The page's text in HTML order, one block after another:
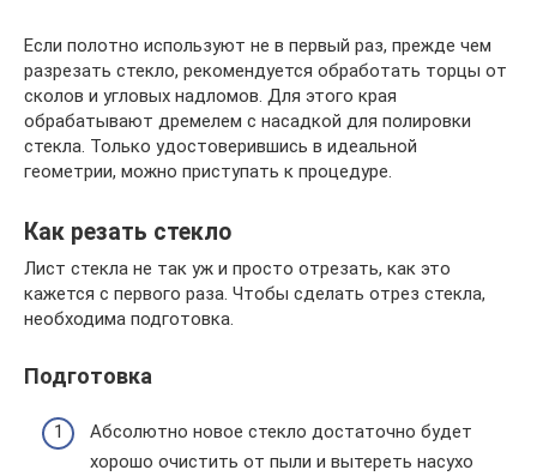
Если полотно используют не в первый раз, прежде чем
разрезать стекло, рекомендуется обработать торцы от
сколов и угловых надломов. Для этого края
обрабатывают дремелем с насадкой для полировки
стекла. Только удостоверившись в идеальной
геометрии, можно приступать к процедуре.
Как резать стекло
Лист стекла не так уж и просто отрезать, как это
кажется с первого раза. Чтобы сделать отрез стекла,
необходима подготовка.
Подготовка
Абсолютно новое стекло достаточно будет
хорошо очистить от пыли и вытереть насухо